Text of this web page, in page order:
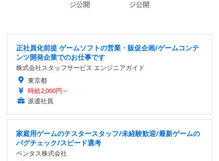
正社員化前提 ゲームソフトの営業・販促企画/ゲームコンテ
ンツ開発企業でのお仕事です
株式会社スタッフサービス エンジニアガイド
東京都
時給2,000円～
派遣社員
家庭用ゲームのテスタースタッフ/未経験歓迎/最新ゲームの
バグチェック/スピード選考
ベンタス株式会社